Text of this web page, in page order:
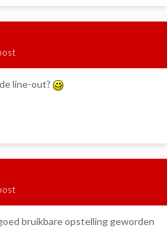
line-out?
bruikbare opstelling geworden